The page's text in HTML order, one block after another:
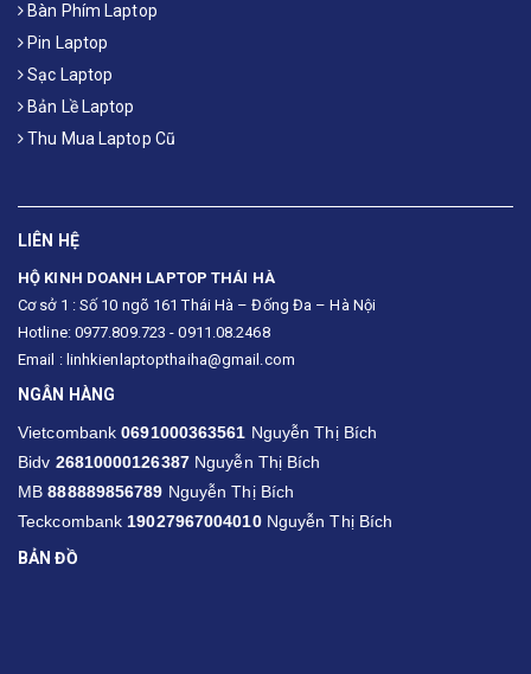
Bàn Phím Laptop
Pin Laptop
Sạc Laptop
Bản Lề Laptop
Thu Mua Laptop Cũ
LIÊN HỆ
HỘ KINH DOANH LAPTOP THÁI HÀ
Cơ sở 1 : Số 10 ngõ 161 Thái Hà – Đống Đa – Hà Nội
Hotline: 0977.809.723 - 0911.08.2468
Email : linhkienlaptopthaiha@gmail.com
NGÂN HÀNG
Vietcombank0691000363561 Nguyễn Thị Bích
Bidv 26810000126387Nguyễn Thị Bích
MB888889856789 Nguyễn Thị Bích
Teckcombank 19027967004010Nguyễn Thị Bích
BẢN ĐỒ